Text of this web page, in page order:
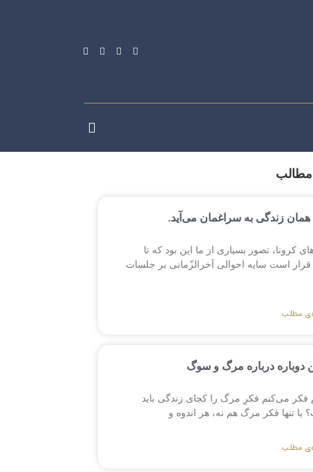
مطالب
همان زندگی به سراغمان می‌آید.
کرونا، تصور بسیاری از ما این بود که تا
است سایه احوالی آخرالزّمانی بر جلسات
مطلب
دوباره درباره مرگ و سوگ
فکر می‌کنم فکرِ مرگ را کجای زندگی باید
یا تنها فکر مرگ هم نه، هر اندوه و
مطلب